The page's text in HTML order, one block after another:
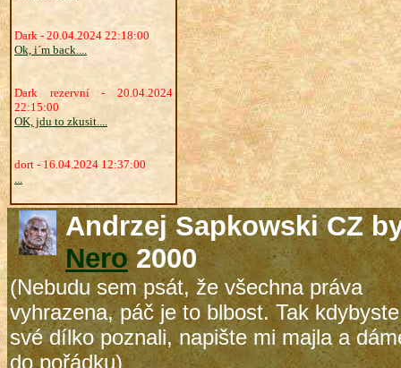
Dark - 20.04.2024 22:18:00
Ok, i´m back....
Dark rezervní - 20.04.2024
22:15:00
OK, jdu to zkusit....
dort - 16.04.2024 12:37:00
...
Andrzej Sapkowski CZ
Nero2000
(Nebudu sem psát, že všechna práva
vyhrazena, páč je to blbost. Tak
své dílko poznali, napište mi majla a
do pořádku)